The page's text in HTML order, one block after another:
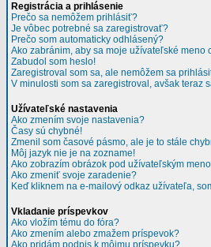
Registrácia a prihlásenie
Prečo sa nemôžem prihlásiť?
Je vôbec potrebné sa zaregistrovať?
Prečo som automaticky odhlásený?
Ako zabránim, aby sa moje užívateľské
Zabudol som heslo!
Zaregistroval som sa, ale nemôžem sa
V minulosti som sa zaregistroval, avšak teraz
Užívateľské nastavenia
Ako zmením svoje nastavenia?
Časy sú chybné!
Zmenil som časové pásmo, ale je to stále
Môj jazyk nie je na zozname!
Ako zobrazím obrázok pod užívateľským
Ako zmeniť svoje zaradenie?
Keď kliknem na e-mailový odkaz užívateľa,
Vkladanie príspevkov
Ako vložím tému do fóra?
Ako zmením alebo zmažem príspevok?
Ako pridám podpis k môjmu príspevku?